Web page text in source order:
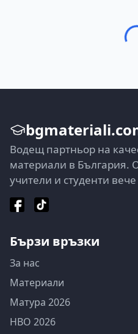
Водещ партньор на
материали в България.
учители и студенти
Бързи връзки
За нас
Материали
Матура 2026
НВО 2026